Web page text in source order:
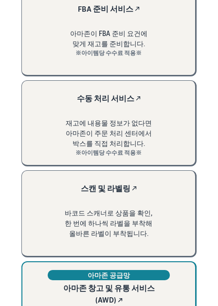
FBA 준비 서비스 ↗
아마존이 FBA 준비 요건에
맞게 재고를 준비합니다.
※아이템당 수수료 적용※
수동 처리 서비스 ↗
재고에 내용물 정보가 없다면
아마존이 주문 처리 센터에서
박스를 직접 처리합니다.
※아이템당 수수료 적용※
스캔 및 라벨링 ↗
바코드 스캐너로 상품을 확인,
한 번에 하나씩 라벨을 부착해
올바른 라벨이 부착됩니다.
아마존 공급망
아마존 창고 및 유통 서비스
(AWD) ↗